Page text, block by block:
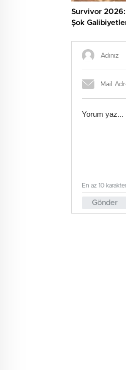
Survivor
Şok
Gönder
En az 10